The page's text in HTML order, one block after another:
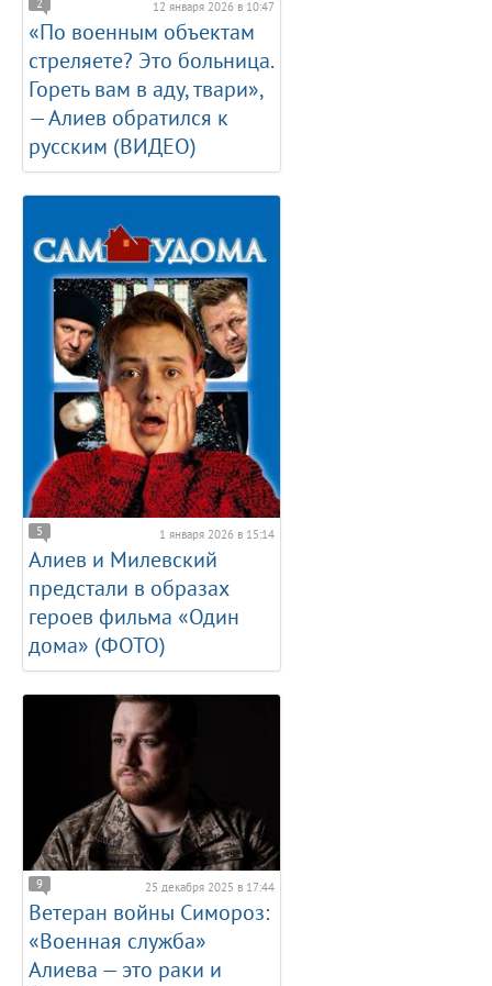
2 12 января 2026 в 10:47
«По военным объектам
стреляете? Это больница.
Гореть вам в аду, твари»,
— Алиев обратился к
русским (ВИДЕО)
5 1 января 2026 в 15:14
Алиев и Милевский
предстали в образах
героев фильма «Один
дома» (ФОТО)
9 25 декабря 2025 в 17:44
Ветеран войны Симороз:
«Военная служба»
Алиева — это раки и